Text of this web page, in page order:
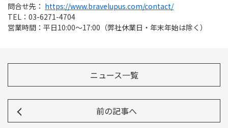
問合せ先： https://www.bravelupus.com/contact/
TEL：03-6271-4704
営業時間：平日10:00～17:00（弊社休業日・年末年始は除く）
ニュース一覧
前の記事へ